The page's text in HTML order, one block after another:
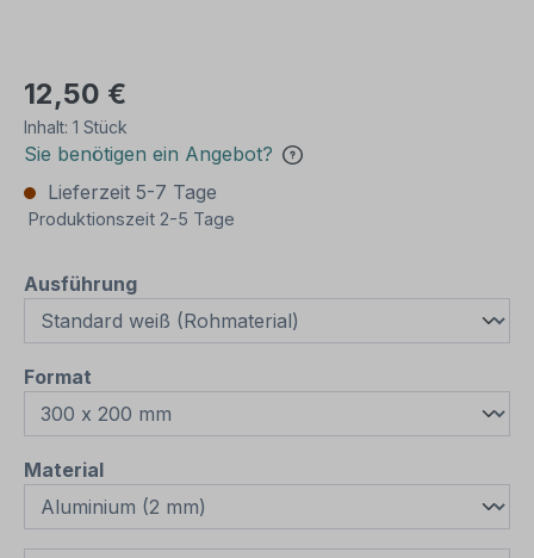
12,50 €
Inhalt: 1 Stück
Sie benötigen ein Angebot?
Lieferzeit 5-7 Tage
Produktionszeit 2-5 Tage
Ausführungauswählen
Format
Materialauswählen